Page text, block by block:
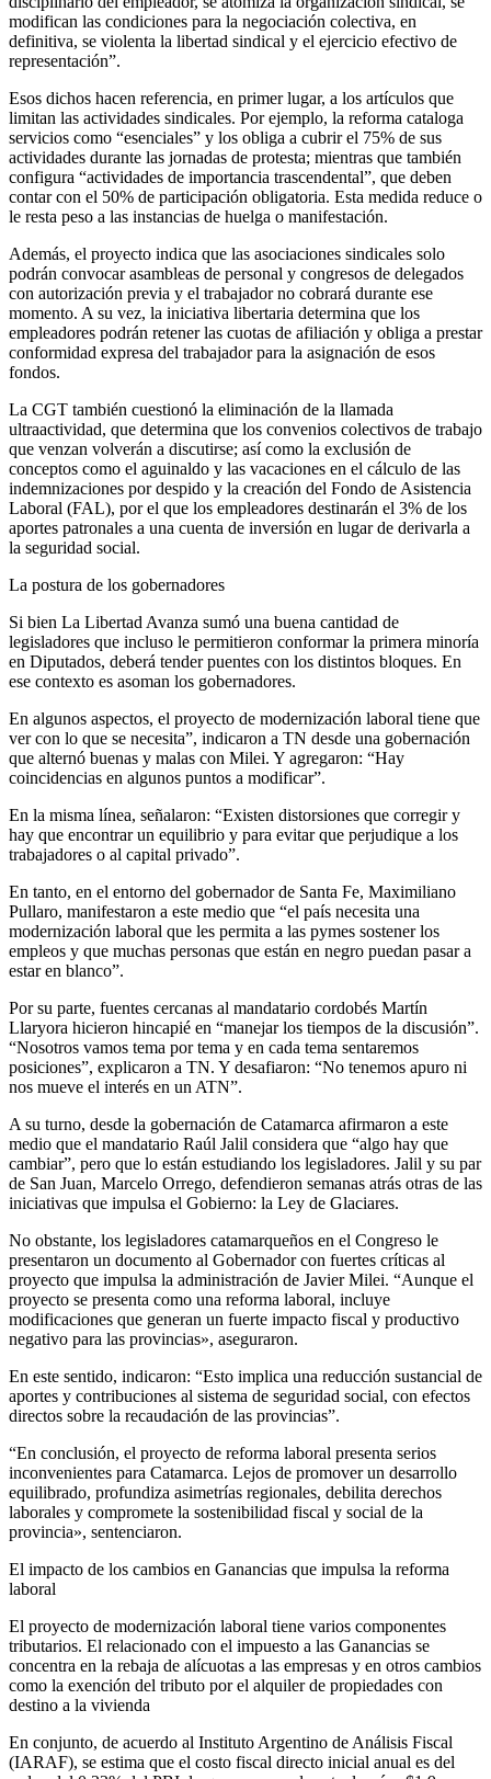
modifican las condiciones para la negociación colectiva, en
definitiva, se violenta la libertad sindical y el ejercicio efectivo de
representación”.
Esos dichos hacen referencia, en primer lugar, a los artículos que
limitan las actividades sindicales. Por ejemplo, la reforma cataloga
servicios como “esenciales” y los obliga a cubrir el 75% de sus
actividades durante las jornadas de protesta; mientras que también
configura “actividades de importancia trascendental”, que deben
contar con el 50% de participación obligatoria. Esta medida reduce o
le resta peso a las instancias de huelga o manifestación.
Además, el proyecto indica que las asociaciones sindicales solo
podrán convocar asambleas de personal y congresos de delegados
con autorización previa y el trabajador no cobrará durante ese
momento. A su vez, la iniciativa libertaria determina que los
empleadores podrán retener las cuotas de afiliación y obliga a prestar
conformidad expresa del trabajador para la asignación de esos
fondos.
La CGT también cuestionó la eliminación de la llamada
ultraactividad, que determina que los convenios colectivos de trabajo
que venzan volverán a discutirse; así como la exclusión de
conceptos como el aguinaldo y las vacaciones en el cálculo de las
indemnizaciones por despido y la creación del Fondo de Asistencia
Laboral (FAL), por el que los empleadores destinarán el 3% de los
aportes patronales a una cuenta de inversión en lugar de derivarla a
la seguridad social.
La postura de los gobernadores
Si bien La Libertad Avanza sumó una buena cantidad de
legisladores que incluso le permitieron conformar la primera minoría
en Diputados, deberá tender puentes con los distintos bloques. En
ese contexto es asoman los gobernadores.
En algunos aspectos, el proyecto de modernización laboral tiene que
ver con lo que se necesita”, indicaron a TN desde una gobernación
que alternó buenas y malas con Milei. Y agregaron: “Hay
coincidencias en algunos puntos a modificar”.
En la misma línea, señalaron: “Existen distorsiones que corregir y
hay que encontrar un equilibrio y para evitar que perjudique a los
trabajadores o al capital privado”.
En tanto, en el entorno del gobernador de Santa Fe, Maximiliano
Pullaro, manifestaron a este medio que “el país necesita una
modernización laboral que les permita a las pymes sostener los
empleos y que muchas personas que están en negro puedan pasar a
estar en blanco”.
Por su parte, fuentes cercanas al mandatario cordobés Martín
Llaryora hicieron hincapié en “manejar los tiempos de la discusión”.
“Nosotros vamos tema por tema y en cada tema sentaremos
posiciones”, explicaron a TN. Y desafiaron: “No tenemos apuro ni
nos mueve el interés en un ATN”.
A su turno, desde la gobernación de Catamarca afirmaron a este
medio que el mandatario Raúl Jalil considera que “algo hay que
cambiar”, pero que lo están estudiando los legisladores. Jalil y su par
de San Juan, Marcelo Orrego, defendieron semanas atrás otras de las
iniciativas que impulsa el Gobierno: la Ley de Glaciares.
No obstante, los legisladores catamarqueños en el Congreso le
presentaron un documento al Gobernador con fuertes críticas al
proyecto que impulsa la administración de Javier Milei. “Aunque el
proyecto se presenta como una reforma laboral, incluye
modificaciones que generan un fuerte impacto fiscal y productivo
negativo para las provincias», aseguraron.
En este sentido, indicaron: “Esto implica una reducción sustancial de
aportes y contribuciones al sistema de seguridad social, con efectos
directos sobre la recaudación de las provincias”.
“En conclusión, el proyecto de reforma laboral presenta serios
inconvenientes para Catamarca. Lejos de promover un desarrollo
equilibrado, profundiza asimetrías regionales, debilita derechos
laborales y compromete la sostenibilidad fiscal y social de la
provincia», sentenciaron.
El impacto de los cambios en Ganancias que impulsa la reforma
laboral
El proyecto de modernización laboral tiene varios componentes
tributarios. El relacionado con el impuesto a las Ganancias se
concentra en la rebaja de alícuotas a las empresas y en otros cambios
como la exención del tributo por el alquiler de propiedades con
destino a la vivienda
En conjunto, de acuerdo al Instituto Argentino de Análisis Fiscal
(IARAF), se estima que el costo fiscal directo inicial anual es del